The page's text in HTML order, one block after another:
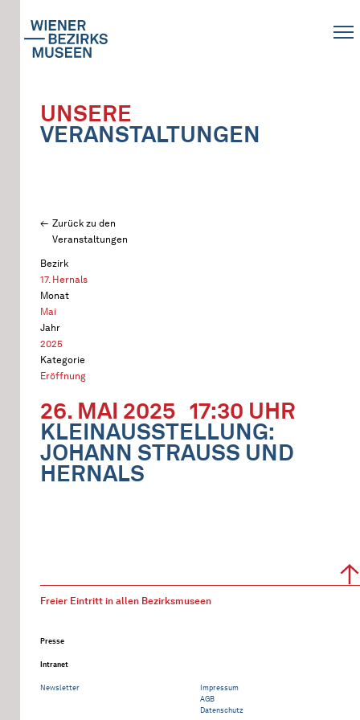
UNSERE
VERANSTALTUNGEN
Zurück zu den
Veranstaltungen
Bezirk
17. Hernals
Monat
Mai
Jahr
2025
Kategorie
Eröffnung
26. MAI 2025 17:30 UHR
KLEINAUSSTELLUNG:
JOHANN STRAUSS UND
HERNALS
Freier Eintritt in allen Bezirksmuseen
Presse
Intranet
Newsletter
Impressum
AGB
Datenschutz